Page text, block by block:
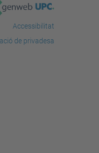
Accessibilitat
de privadesa